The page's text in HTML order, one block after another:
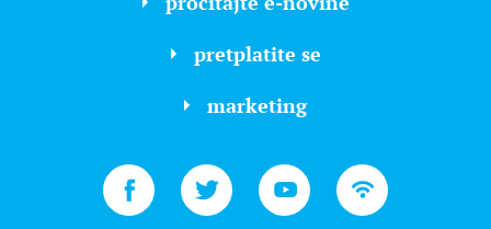
pretplatite se
marketing